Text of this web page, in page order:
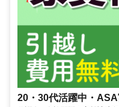
20・30代活躍中・